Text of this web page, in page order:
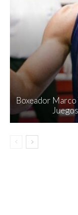
Boxeador